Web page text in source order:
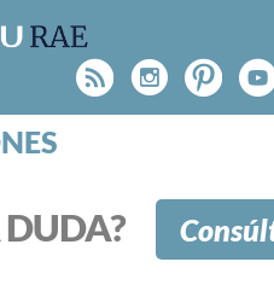
Rss
DUDA?